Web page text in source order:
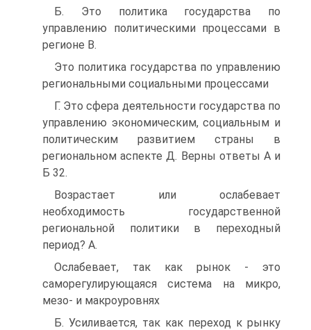
Б. Это политика государства по
управлению политическими процессами в
регионе B.
Это политика государства по управлению
региональными социальными процессами
Г. Это сфера деятельности государства по
управлению экономическим, социальным и
политическим развитием страны в
региональном аспекте Д. Верны ответы А и
Б 32.
Возрастает или ослабевает
необходимость государственной
региональной политики в переходный
период? A.
Ослабевает, так как рынок - это
саморегулирующаяся система на микро,
мезо- и макроуровнях
Б. Усиливается, так как переход к рынку